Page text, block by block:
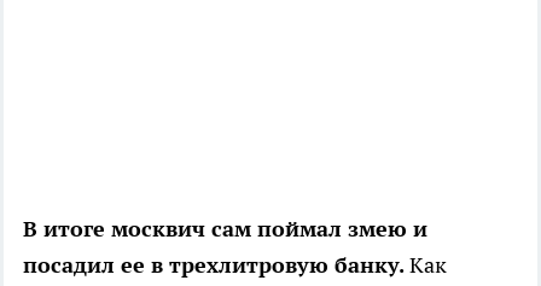
В итоге москвич сам поймал змею и
посадил ее в трехлитровую банку.Как